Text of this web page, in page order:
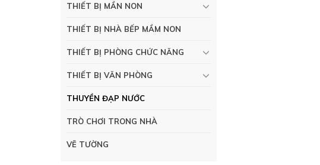
THIẾT BỊ MẦN NON
THIẾT BỊ NHÀ BẾP MẦM NON
THIẾT BỊ PHÒNG CHỨC NĂNG
THIẾT BỊ VĂN PHÒNG
THUYỀN ĐẠP NƯỚC
TRÒ CHƠI TRONG NHÀ
VẼ TƯỜNG